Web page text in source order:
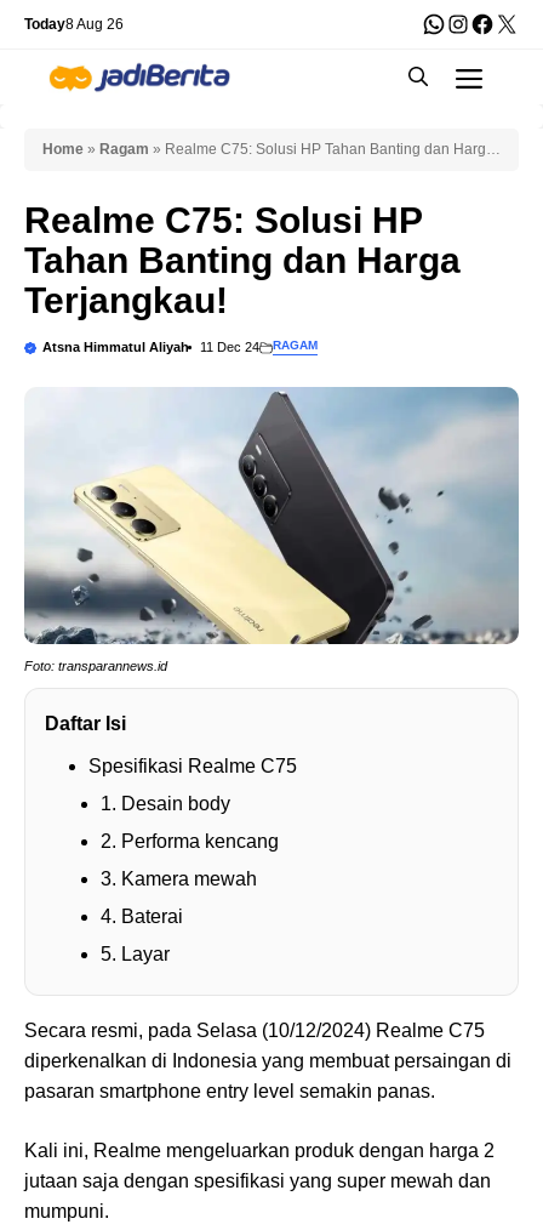
Skip
content
Today8 Aug 26 WhatsApp
X
Home » Ragam » Realme C75: Solusi HP Tahan Banting dan Harga
Realme C75: Solusi HP
Tahan Banting dan Harga
Terjangkau!
Atsna Himmatul Aliyah 11 Dec 24 RAGAM
Foto: transparannews.id
Daftar Isi
Spesifikasi Realme C75
1. Desain body
2. Performa kencang
3. Kamera mewah
4. Baterai
5. Layar
Secara resmi, pada Selasa (10/12/2024) Realme C75
diperkenalkan di Indonesia yang membuat persaingan di
pasaran smartphone entry level semakin panas.
Kali ini, Realme mengeluarkan produk dengan harga 2
jutaan saja dengan spesifikasi yang super mewah dan
mumpuni.